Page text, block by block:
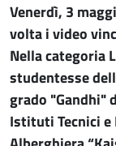
Venerdì, 3
volta i video
Nella categoria
studentesse
grado "Gandhi"
Istituti Tecnici